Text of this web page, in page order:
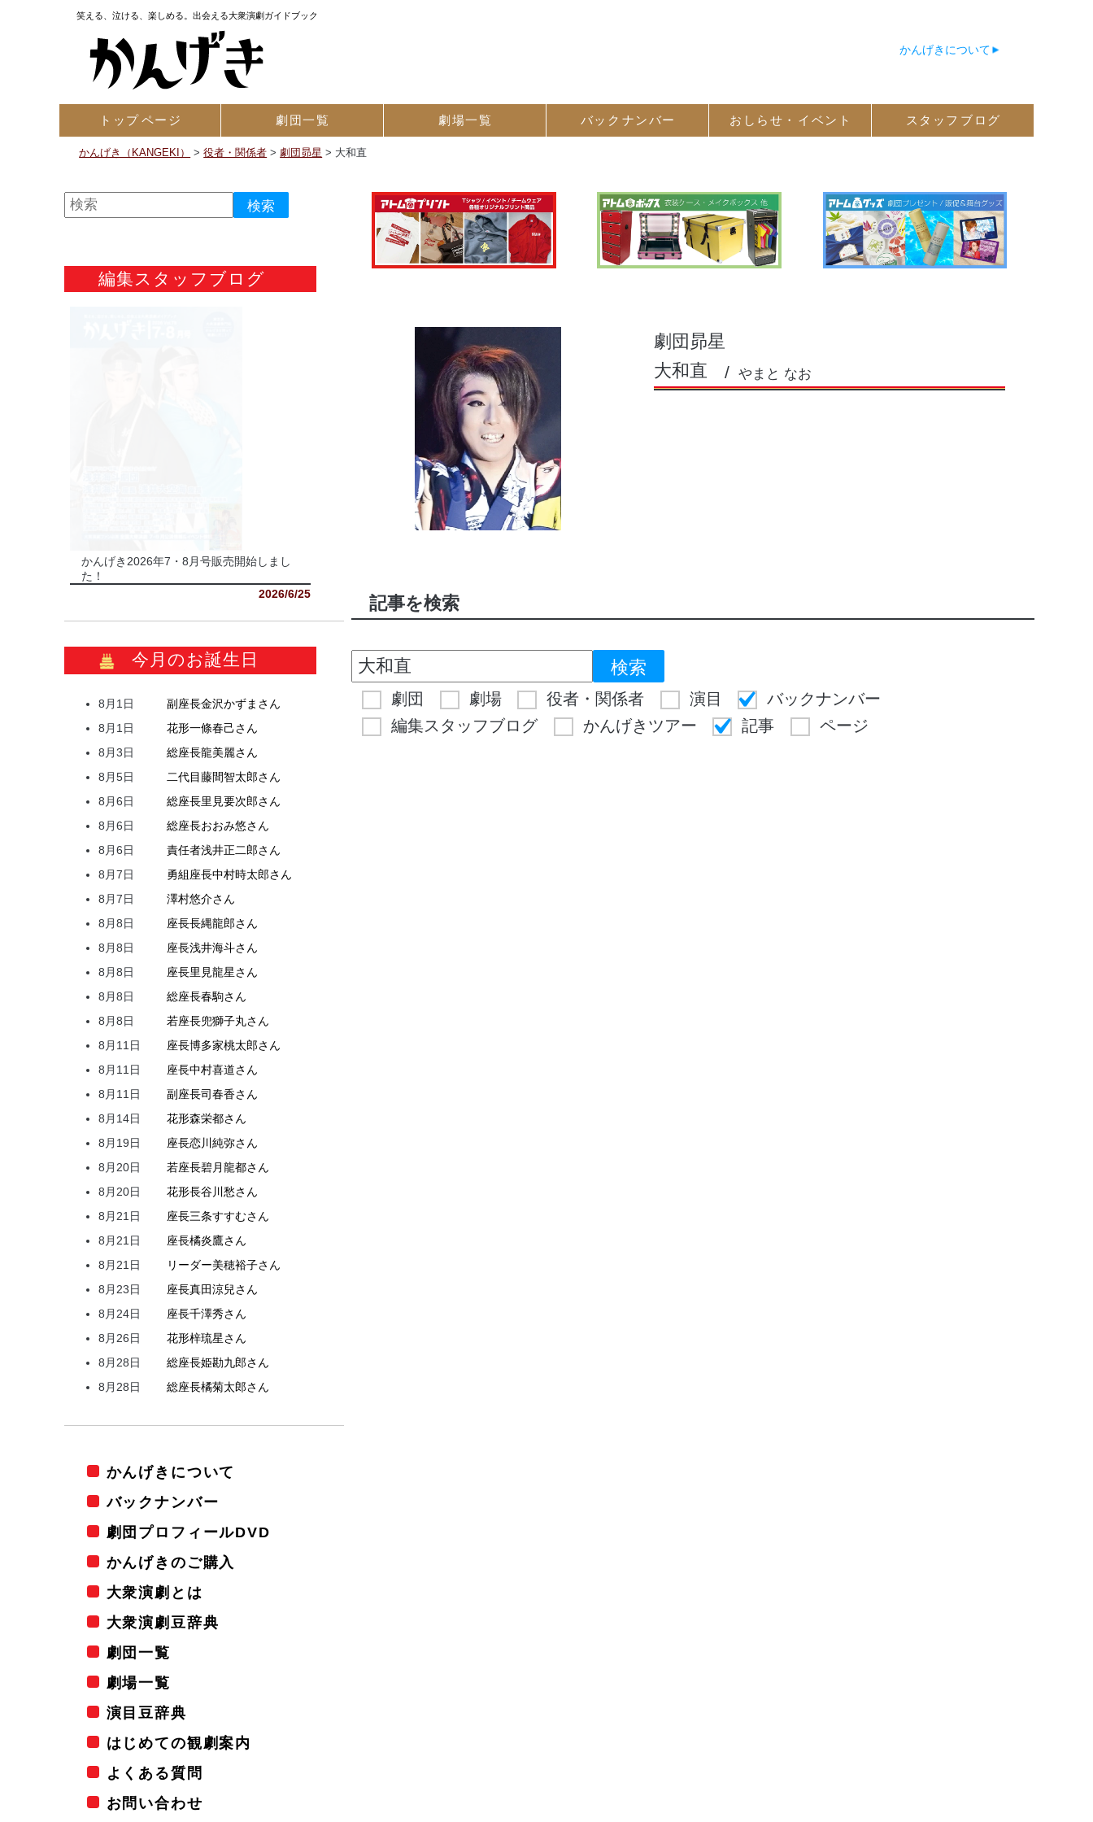
笑える、泣ける、楽しめる。出会える大衆演劇ガイドブック
かんげきについて
トップページ 劇団一覧 劇場一覧 バック ナンバー おしらせ・ イベント スタッフ ブログ
かんげき（KANGEKI） >役者・関係者 >劇団昴星 > 大和直
劇団昴星
大和直
やまと なお
記事を検索
劇団 劇場 役者・関係者 演目
バックナンバー
編集スタッフブログ
かんげきツアー 記事 ページ
編集スタッフブログ
かんげき2026年7・8月号販売開始しまし
た！
2026/6/25
今月のお誕生日
8月1日 副座長金沢かずま さん
8月1日
花形一條春己さん
8月3日
総座長龍美麗さん
8月5日
二代目藤間智太郎さん
8月6日
総座長里見要次郎さん
8月6日
総座長おおみ悠さん
8月6日
責任者浅井正二郎さん
8月7日
勇組座長中村時太郎さん
8月7日
澤村悠介さん
8月8日
座長長縄龍郎さん
8月8日
座長浅井海斗さん
8月8日
座長里見龍星さん
8月8日
総座長春駒さん
8月8日
若座長兜獅子丸さん
8月11日
座長博多家桃太郎さん
8月11日
座長中村喜道さん
8月11日
副座長司春香さん
8月14日
花形森栄都さん
8月19日
座長恋川 純弥さん
8月20日
若座長碧月龍都さん
8月20日
花形長谷川 愁さん
8月21日
座長三条すすむさん
8月21日
座長橘炎鷹さん
8月21日
リーダー美穂裕子さん
8月23日
座長真田涼兒さん
8月24日
座長千澤秀さん
8月26日
花形梓琉星さん
8月28日
総座長姫勘九郎さん
8月28日
総座長橘菊太郎さん
かんげきについて
バックナンバー
劇団プロフィールDVD
かんげきのご購入
大衆演劇とは
大衆演劇豆辞典
劇団一覧
劇場一覧
演目豆辞典
はじめての観劇案内
よくある質問
お問い合わせ